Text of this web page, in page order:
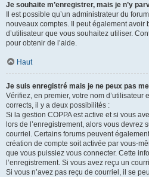
Je souhaite m’enregistrer, mais je n’y
Il est possible qu’un administrateur du
nouveaux comptes. Il peut également avoir
d’utilisateur que vous souhaitez utiliser.
pour obtenir de l’aide.
Haut
Je suis enregistré mais je ne peux pas
Vérifiez, en premier, votre nom d’utilisateur
corrects, il y a deux possibilités :
Si la gestion COPPA est active et si vous
lors de l’enregistrement, alors vous devrez
courriel. Certains forums peuvent
création de compte soit activée par vous-
que vous puissiez vous connecter. Cette
l’enregistrement. Si vous avez reçu un
Si vous n’avez pas reçu de courriel, il se